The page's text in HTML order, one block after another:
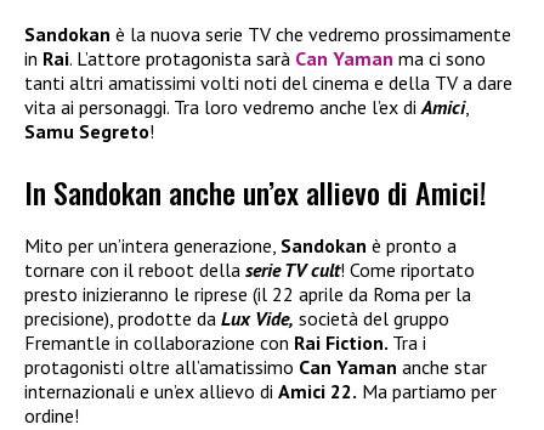
Sandokan è la nuova serie TV che vedremo prossimamente
in Rai. L’attore protagonista sarà Can Yaman ma ci sono
tanti altri amatissimi volti noti del cinema e della TV a dare
vita ai personaggi. Tra loro vedremo anche l’ex di Amici,
Samu Segreto!
In Sandokan anche un’ex allievo di Amici!
Mito per un’intera generazione, Sandokan è pronto a
tornare con il reboot della serie TV cult! Come riportato
presto inizieranno le riprese (il 22 aprile da Roma per la
precisione), prodotte da Lux Vide, società del gruppo
Fremantle in collaborazione con Rai Fiction. Tra i
protagonisti oltre all’amatissimo Can Yaman anche star
internazionali e un’ex allievo di Amici 22. Ma partiamo per
ordine!